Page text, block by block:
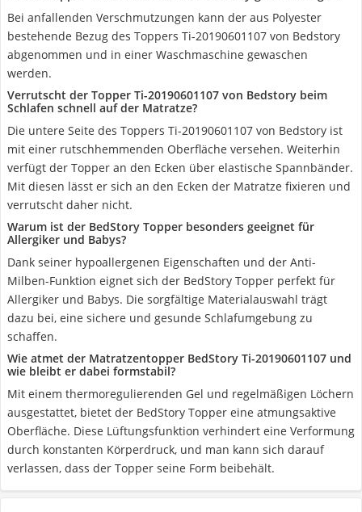
Bei anfallenden Verschmutzungen kann der aus Polyester
bestehende Bezug des Toppers Ti-20190601107 von Bedstory
abgenommen und in einer Waschmaschine gewaschen
werden.
Verrutscht der Topper Ti-20190601107 von Bedstory beim
Schlafen schnell auf der Matratze?
Die untere Seite des Toppers Ti-20190601107 von Bedstory ist
mit einer rutschhemmenden Oberfläche versehen. Weiterhin
verfügt der Topper an den Ecken über elastische Spannbänder.
Mit diesen lässt er sich an den Ecken der Matratze fixieren und
verrutscht daher nicht.
Warum ist der BedStory Topper besonders geeignet für
Allergiker und Babys?
Dank seiner hypoallergenen Eigenschaften und der Anti-
Milben-Funktion eignet sich der BedStory Topper perfekt für
Allergiker und Babys. Die sorgfältige Materialauswahl trägt
dazu bei, eine sichere und gesunde Schlafumgebung zu
schaffen.
Wie atmet der Matratzentopper BedStory Ti-20190601107 und
wie bleibt er dabei formstabil?
Mit einem thermoregulierenden Gel und regelmäßigen Löchern
ausgestattet, bietet der BedStory Topper eine atmungsaktive
Oberfläche. Diese Lüftungsfunktion verhindert eine Verformung
durch konstanten Körperdruck, und man kann sich darauf
verlassen, dass der Topper seine Form beibehält.